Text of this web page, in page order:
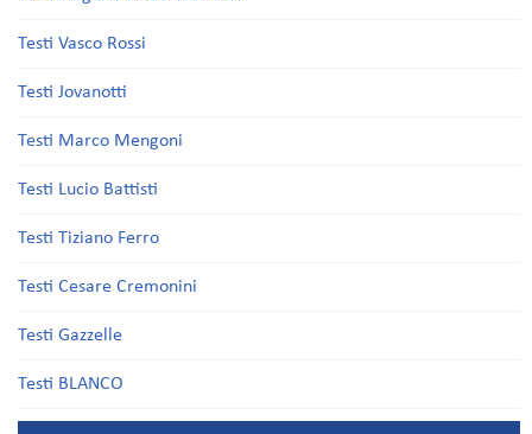
Testi Vasco Rossi
Testi Jovanotti
Testi Marco Mengoni
Testi Lucio Battisti
Testi Tiziano Ferro
Testi Cesare Cremonini
Testi Gazzelle
Testi BLANCO